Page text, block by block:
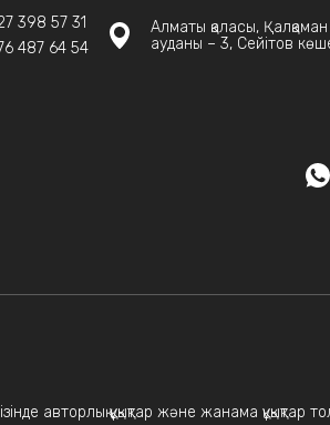
398 57 31
487 64 54
Алматы қаласы,
ауданы – 3, Сейітов
құқықтар және жанама құқықтар